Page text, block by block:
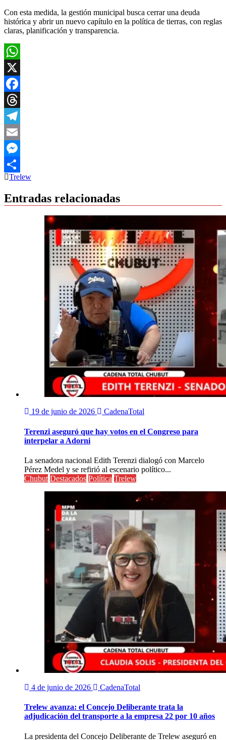
Con esta medida, la gestión municipal busca cerrar una deuda
histórica y abrir un nuevo capítulo en la política de tierras, con reglas
claras, planificación y transparencia.
WhatsApp
X
Facebook
Threads
Telegram
Email
Messenger
Compartir
Trelew
Entradas relacionadas
19 de junio de 2026 CadenaTotal
Terenzi aseguró que hay votos en el Congreso para
interpelar a Adorni
La senadora nacional Edith Terenzi dialogó con Marcelo
Pérez Medel y se refirió al escenario político...
Chubut Destacados Política Trelew
4 de junio de 2026 CadenaTotal
Trelew avanza: el Concejo Deliberante trata la
adjudicación del transporte a la empresa 22 por 10 años
La presidenta del Concejo Deliberante de Trelew aseguró en